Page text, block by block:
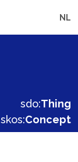
NL
sdo:Thing
skos:Concept